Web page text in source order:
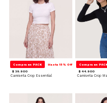
Compra en PACK Hasta 15% Off
$ 39.900
Camiseta Crop Essential
Compra en
$ 44.900
Camiseta Crop